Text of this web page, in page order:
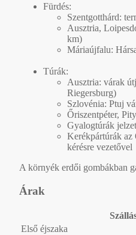
Fürdés:
Szentgotthárd:
Ausztria,
km)
Máriaújfalu:
Túrák:
Ausztria: várak
Riegersburg)
Szlovénia: Ptuj
Őriszentpéter,
Gyalogtúrák
Kerékpártúrák az
kérésre vezetővel
A környék erdői gombákban
Árak
Első éjszaka